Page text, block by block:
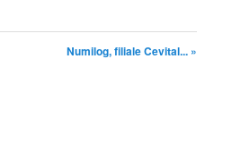
Numilog, filiale Cevital... »